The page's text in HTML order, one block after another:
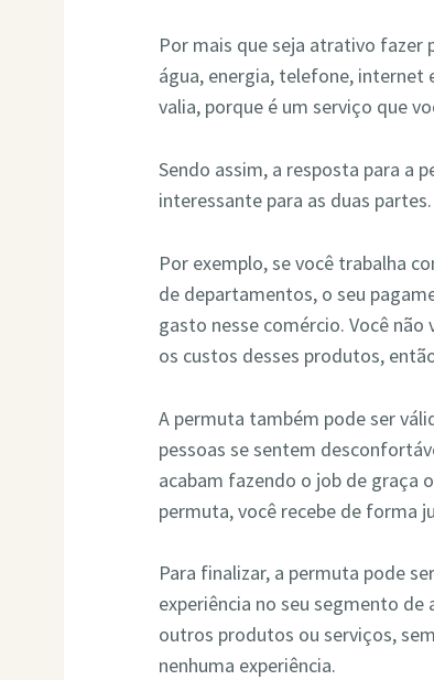
Por mais que seja atrativo fazer
água, energia, telefone, internet
valia, porque é um serviço que
Sendo assim, a resposta para a
interessante para as duas partes.
Por exemplo, se você trabalha
de departamentos, o seu
gasto nesse comércio. Você
os custos desses produtos,
A permuta também pode ser
pessoas se sentem
acabam fazendo o job de graça
permuta, você recebe de forma
Para finalizar, a permuta pode
experiência no seu segmento
outros produtos ou serviços,
nenhuma experiência.